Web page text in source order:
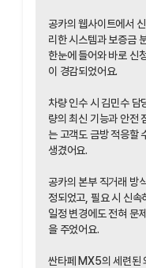
공카의 웹사이트에서
리한 시스템과 보증금
한눈에 들어와 바로 신
이 경감되었어요.
차량 인수 시 김민수 담
량의 최신 기능과 안전
는 고객도 금방 적응할
생겼어요.
공카의 본부 직거래 방
정되었고, 필요 시 신속
일정 변경에도 전혀 문
을 주었어요.
싼타페 MX5의 세련된